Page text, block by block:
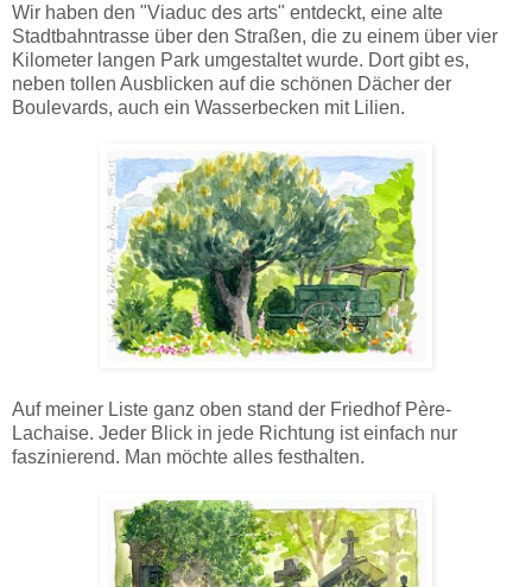
Wir haben den "Viaduc des arts" entdeckt, eine alte
Stadtbahntrasse über den Straßen, die zu einem über vier
Kilometer langen Park umgestaltet wurde. Dort gibt es,
neben tollen Ausblicken auf die schönen Dächer der
Boulevards, auch ein Wasserbecken mit Lilien.
Auf meiner Liste ganz oben stand der Friedhof Père-
Lachaise. Jeder Blick in jede Richtung ist einfach nur
faszinierend. Man möchte alles festhalten.